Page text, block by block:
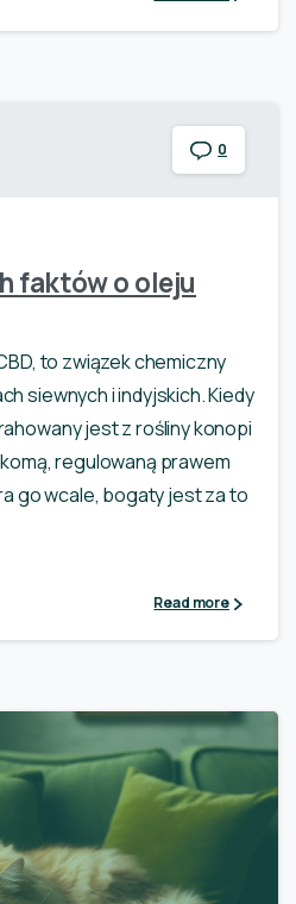
0
faktów o oleju
to związek chemiczny
siewnych i indyjskich. Kiedy
jest z rośliny konopi
regulowaną prawem
go wcale, bogaty jest za to
Read more